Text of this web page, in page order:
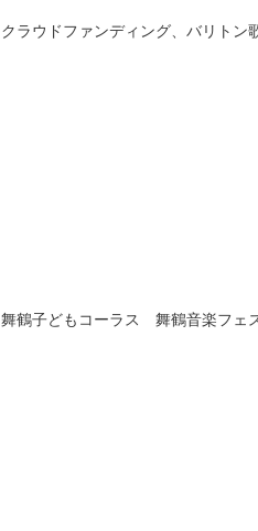
クラウドファンディング、バリトン
舞鶴子どもコーラス 舞鶴音楽フェ